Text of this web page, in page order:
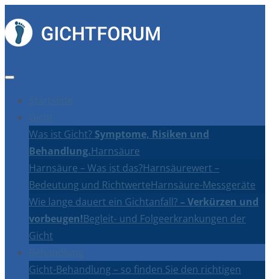
Was ist Gicht? Symptome, Risiken und
Behandlung.Harnsäure
Harnsäure – Was ist das?Harnsäurewert –
Bedeutung und RichtwerteHarnsäure-Messgeräte
Wie lange dauert ein Gichtanfall? – Verkürzen und
vorbeugen!Begleit- und Folgeerkrankungen der
Gicht
Gicht-Behandlung – so finden Sie den richtigen